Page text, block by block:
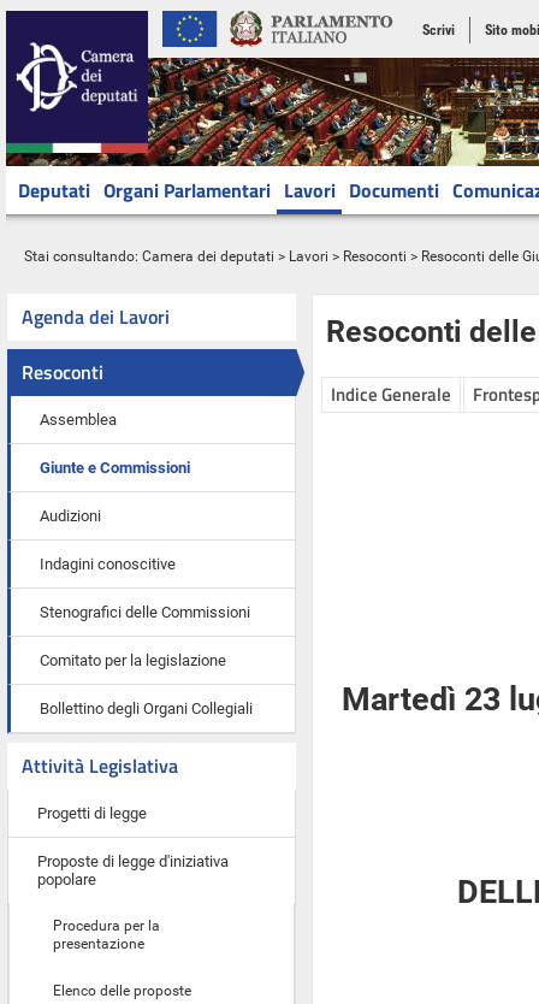
Scrivi Sito
Deputati Organi Parlamentari Lavori Documenti
Stai consultando: Camera dei deputati > Lavori > Resoconti > Resoconti delle
Agenda dei Lavori
Resoconti
Assemblea
Giunte e Commissioni
Audizioni
Indagini conoscitive
Stenografici delle Commissioni
Comitato per la legislazione
Bollettino degli Organi Collegiali
Attività Legislativa
Progetti di legge
Proposte di legge d'iniziativa
popolare
Procedura per la
presentazione
Elenco delle proposte
Resoconti
Indice Generale
Martedì 23